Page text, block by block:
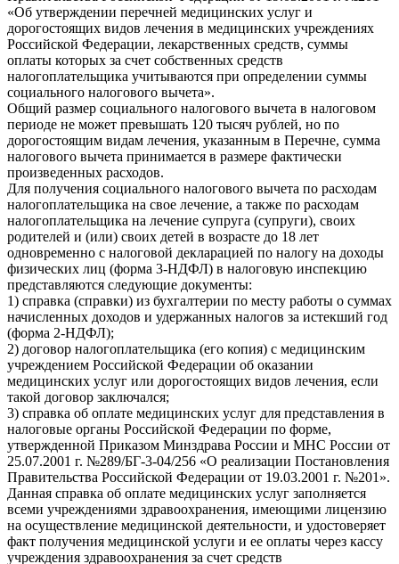
«Об утверждении перечней медицинских услуг и
дорогостоящих видов лечения в медицинских учреждениях
Российской Федерации, лекарственных средств, суммы
оплаты которых за счет собственных средств
налогоплательщика учитываются при определении суммы
социального налогового вычета».
Общий размер социального налогового вычета в налоговом
периоде не может превышать 120 тысяч рублей, но по
дорогостоящим видам лечения, указанным в Перечне, сумма
налогового вычета принимается в размере фактически
произведенных расходов.
Для получения социального налогового вычета по расходам
налогоплательщика на свое лечение, а также по расходам
налогоплательщика на лечение супруга (супруги), своих
родителей и (или) своих детей в возрасте до 18 лет
одновременно с налоговой декларацией по налогу на доходы
физических лиц (форма 3-НДФЛ) в налоговую инспекцию
представляются следующие документы:
1) справка (справки) из бухгалтерии по месту работы о суммах
начисленных доходов и удержанных налогов за истекший год
(форма 2-НДФЛ);
2) договор налогоплательщика (его копия) с медицинским
учреждением Российской Федерации об оказании
медицинских услуг или дорогостоящих видов лечения, если
такой договор заключался;
3) справка об оплате медицинских услуг для представления в
налоговые органы Российской Федерации по форме,
утвержденной Приказом Минздрава России и МНС России от
25.07.2001 г. №289/БГ-3-04/256 «О реализации Постановления
Правительства Российской Федерации от 19.03.2001 г. №201».
Данная справка об оплате медицинских услуг заполняется
всеми учреждениями здравоохранения, имеющими лицензию
на осуществление медицинской деятельности, и удостоверяет
факт получения медицинской услуги и ее оплаты через кассу
учреждения здравоохранения за счет средств